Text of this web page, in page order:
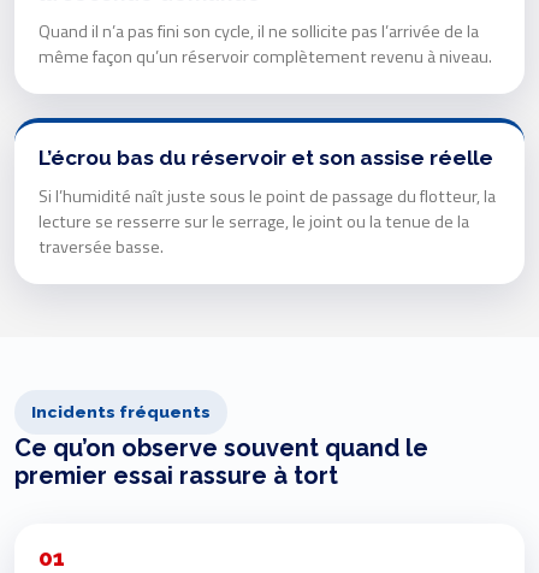
Quand il n’a pas fini son cycle, il ne sollicite pas l’arrivée de la
même façon qu’un réservoir complètement revenu à niveau.
L’écrou bas du réservoir et son assise réelle
Si l’humidité naît juste sous le point de passage du flotteur, la
lecture se resserre sur le serrage, le joint ou la tenue de la
traversée basse.
Incidents fréquents
Ce qu’on observe souvent quand le
premier essai rassure à tort
01